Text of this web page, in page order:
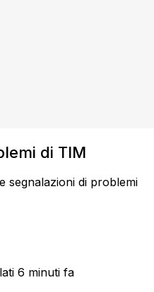
di TIM
segnalazioni di problemi
6 minuti fa